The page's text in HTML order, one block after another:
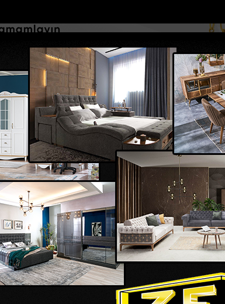
DOLAR 46.2686 EURO 53.5186
MAGAZİN KADIN-YAŞAM SPOR SAĞLIK
7 tut... Eski belediye başkanının yeğeni motosiklet
Yazarlar Web TV